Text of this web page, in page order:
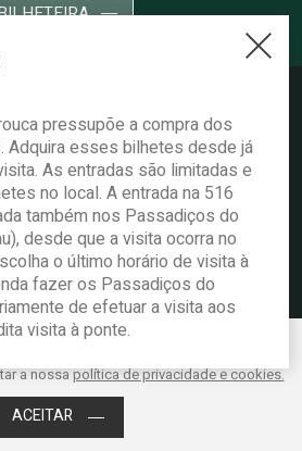
melhorar o desempenho e a experiência
a nossapolítica de privacidade e cookies.
ACEITAR
pressupõe a compra dos
esses bilhetes desde já
As entradas são limitadas e
no local. A entrada na 516
também nos Passadiços do
desde que a visita ocorra no
o último horário de visita à
fazer os Passadiços do
de efetuar a visita aos
visita à ponte.
Arouca. Todos os direitos reservados. Política
e cookies. Livro de reclamações